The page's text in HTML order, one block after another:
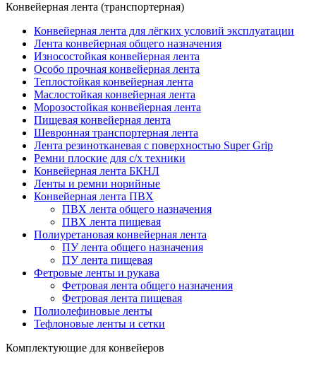
Конвейерная лента (транспортерная)
Конвейерная лента для лёгких условий эксплуатации
Лента конвейерная общего назначения
Износостойкая конвейерная лента
Особо прочная конвейерная лента
Теплостойкая конвейерная лента
Маслостойкая конвейерная лента
Морозостойкая конвейерная лента
Пищевая конвейерная лента
Шевронная транспортерная лента
Лента резинотканевая с поверхностью Super Grip
Ремни плоские для с/х техники
Конвейерная лента БКНЛ
Ленты и ремни норийные
Конвейерная лента ПВХ
ПВХ лента общего назначения
ПВХ лента пищевая
Полиуретановая конвейерная лента
ПУ лента общего назначения
ПУ лента пищевая
Фетровые ленты и рукава
Фетровая лента общего назначения
Фетровая лента пищевая
Полиолефиновые ленты
Тефлоновые ленты и сетки
Комплектующие для конвейеров